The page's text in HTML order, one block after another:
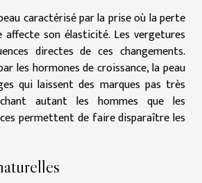
caractérisé par la prise où la perte
affecte son élasticité. Les vergetures
directes de ces changements.
les hormones de croissance, la peau
qui laissent des marques pas très
autant les hommes que les
permettent de faire disparaître les